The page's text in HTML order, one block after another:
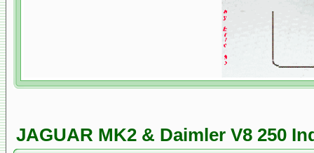
JAGUAR MK2 & Daimler V8 250